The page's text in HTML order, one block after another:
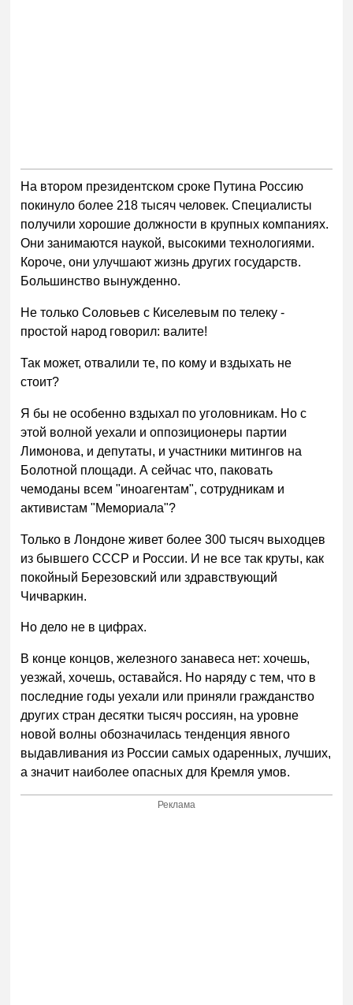
На втором президентском сроке Путина Россию
покинуло более 218 тысяч человек. Специалисты
получили хорошие должности в крупных компаниях.
Они занимаются наукой, высокими технологиями.
Короче, они улучшают жизнь других государств.
Большинство вынужденно.
Не только Соловьев с Киселевым по телеку -
простой народ говорил: валите!
Так может, отвалили те, по кому и вздыхать не
стоит?
Я бы не особенно вздыхал по уголовникам. Но с
этой волной уехали и оппозиционеры партии
Лимонова, и депутаты, и участники митингов на
Болотной площади. А сейчас что, паковать
чемоданы всем "иноагентам", сотрудникам и
активистам "Мемориала"?
Только в Лондоне живет более 300 тысяч выходцев
из бывшего СССР и России. И не все так круты, как
покойный Березовский или здравствующий
Чичваркин.
Но дело не в цифрах.
В конце концов, железного занавеса нет: хочешь,
уезжай, хочешь, оставайся. Но наряду с тем, что в
последние годы уехали или приняли гражданство
других стран десятки тысяч россиян, на уровне
новой волны обозначилась тенденция явного
выдавливания из России самых одаренных, лучших,
а значит наиболее опасных для Кремля умов.
Реклама